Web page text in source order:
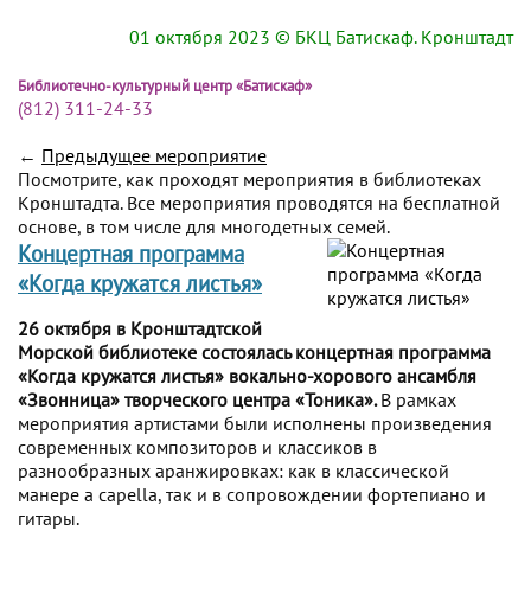
01 октября 2023 © БКЦ Батискаф. Кронштадт
Библиотечно-культурный центр «Батискаф»
(812) 311-24-33
← Предыдущее мероприятие
Посмотрите, как проходят мероприятия в библиотеках
Кронштадта. Все мероприятия проводятся на бесплатной
основе, в том числе для многодетных семей.
Концертная программа
«Когда кружатся листья»
26 октября в Кронштадтской
Морской библиотеке состоялась концертная программа
«Когда кружатся листья» вокально-хорового ансамбля
«Звонница» творческого центра «Тоника».В рамках
мероприятия артистами были исполнены произведения
современных композиторов и классиков в
разнообразных аранжировках: как в классической
манере a capella, так и в сопровождении фортепиано и
гитары.